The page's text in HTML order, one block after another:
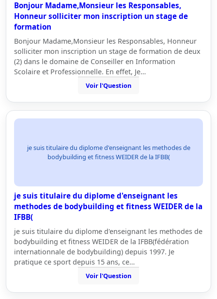
Bonjour Madame,Monsieur les Responsables,
Honneur solliciter mon inscription un stage de
formation
Bonjour Madame,Monsieur les Responsables, Honneur
solliciter mon inscription un stage de formation de deux
(2) dans le domaine de Conseiller en Information
Scolaire et Professionnelle. En effet, Je…
Voir l'Question
je suis titulaire du diplome d'enseignant les methodes de
bodybuilding et fitness WEIDER de la IFBB(
je suis titulaire du diplome d'enseignant les
methodes de bodybuilding et fitness WEIDER de la
IFBB(
je suis titulaire du diplome d'enseignant les methodes de
bodybuilding et fitness WEIDER de la IFBB(fédération
internationnale de bodybuilding) depuis 1997. Je
pratique ce sport depuis 15 ans, ce…
Voir l'Question